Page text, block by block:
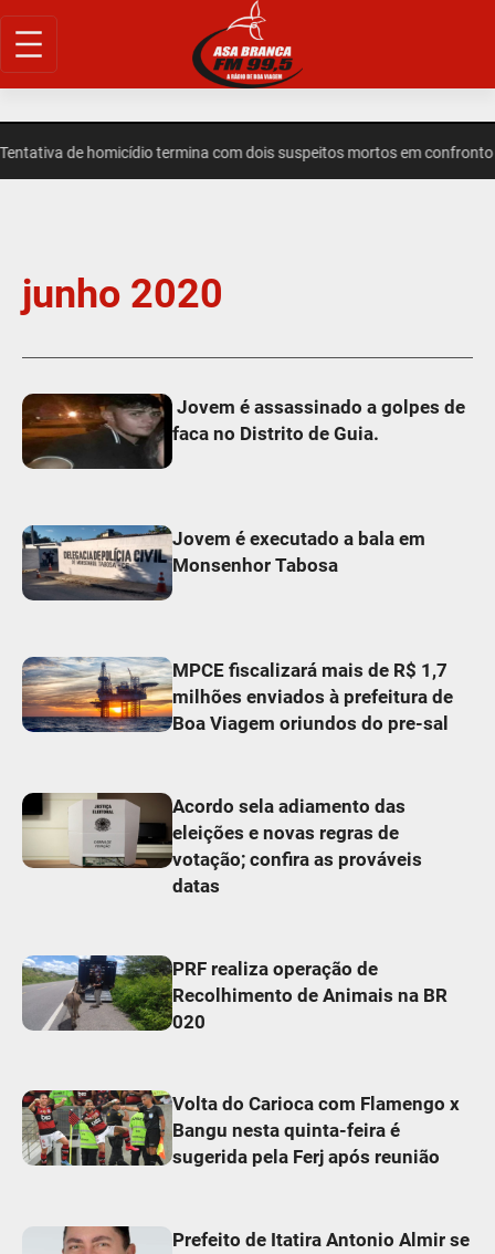
de homicídio termina com dois suspeitos mortos em confronto
junho 2020
Jovem é assassinado a golpes de
faca no Distrito de Guia.
Jovem é executado a bala em
Monsenhor Tabosa
MPCE fiscalizará mais de R$ 1,7
milhões enviados à prefeitura de
Boa Viagem oriundos do pre-sal
Acordo sela adiamento das
eleições e novas regras de
votação; confira as prováveis
datas
PRF realiza operação de
Recolhimento de Animais na BR
020
Volta do Carioca com Flamengo x
Bangu nesta quinta-feira é
sugerida pela Ferj após reunião
Prefeito de Itatira Antonio Almir se